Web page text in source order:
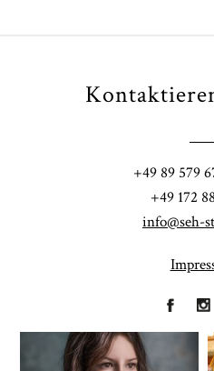
+49 89 579
+49 172
info@seh-